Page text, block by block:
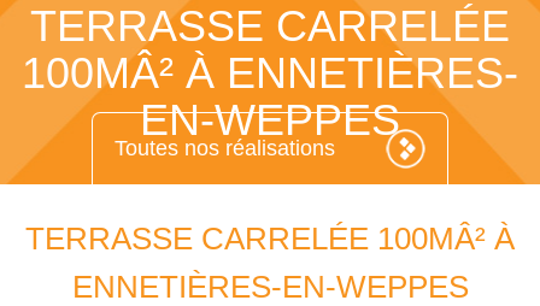
TERRASSE CARRELÉE
100MÂ² À ENNETIÈRES-
EN-WEPPES
Toutes nos réalisations
TERRASSE CARRELÉE 100MÂ² À
ENNETIÈRES-EN-WEPPES